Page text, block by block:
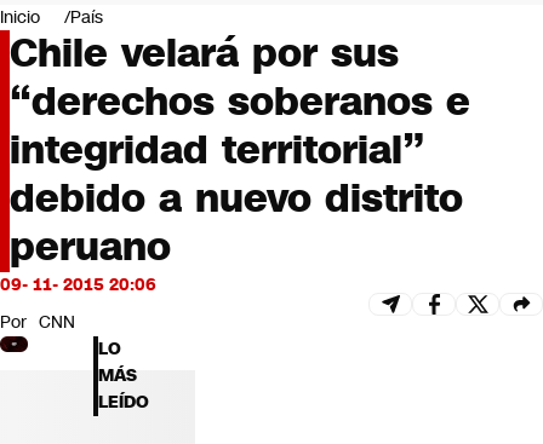
Negocios
Deportes
Programas completos
Cultura
Servicios
Bits
CNN Data
CNN tiempo
Opinión
Inicio País
Chile velará por sus
“derechos soberanos e
integridad territorial”
debido a nuevo distrito
peruano
09- 11- 2015 20:06
Por CNN
LO
MÁS
LEÍDO